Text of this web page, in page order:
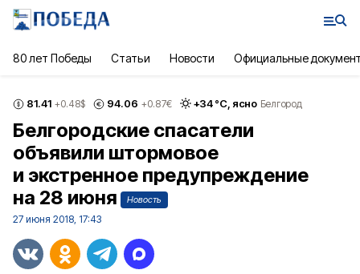
80 лет Победы Статьи Новости Официальные
81.41 +0.48$ 94.06 +0.87€ +34°С, ясно Белгород
Белгородские спасатели
объявили штормовое
и экстренное предупреждение
на 28 июня
Новость
27 июня 2018, 17:43